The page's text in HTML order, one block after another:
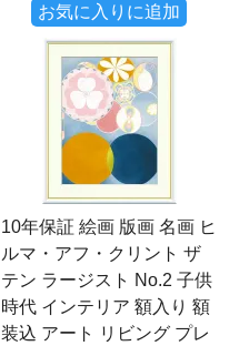
お気に入りに追加
10年保証 絵画 版画 名画 ヒ
ルマ・アフ・クリント ザ
テン ラージスト No.2 子供
時代 インテリア 額入り 額
装込 アート リビング プレ